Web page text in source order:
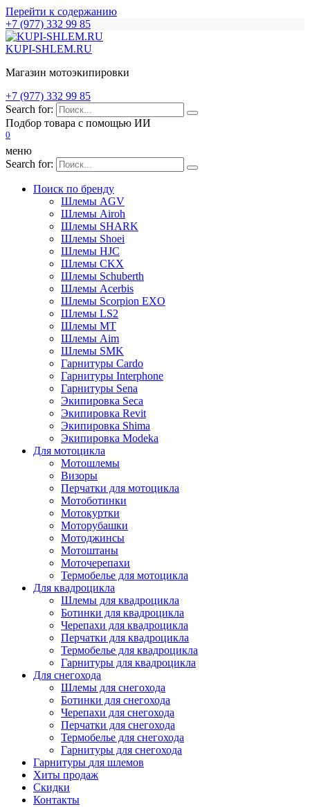
Перейти к содержанию
+7 (977) 332 99 85
KUPI-SHLEM.RU
Магазин мотоэкипировки
+7 (977) 332 99 85
Search for:
Подбор товара с помощью ИИ
0
меню
Search for:
Поиск по бренду
Шлемы AGV
Шлемы Airoh
Шлемы SHARK
Шлемы Shoei
Шлемы HJC
Шлемы CKX
Шлемы Schuberth
Шлемы Acerbis
Шлемы Scorpion EXO
Шлемы LS2
Шлемы MT
Шлемы Aim
Шлемы SMK
Гарнитуры Cardo
Гарнитуры Interphone
Гарнитуры Sena
Экипировка Seca
Экипировка Revit
Экипировка Shima
Экипировка Modeka
Для мотоцикла
Мотошлемы
Визоры
Перчатки для мотоцикла
Мотоботинки
Мотокуртки
Моторубашки
Мотоджинсы
Мотоштаны
Моточерепахи
Термобелье для мотоцикла
Для квадроцикла
Шлемы для квадроцикла
Ботинки для квадроцикла
Черепахи для квадроцикла
Перчатки для квадроцикла
Термобелье для квадроцикла
Гарнитуры для квадроцикла
Для снегохода
Шлемы для снегохода
Ботинки для снегохода
Черепахи для снегохода
Перчатки для снегохода
Термобелье для снегохода
Гарнитуры для снегохода
Гарнитуры для шлемов
Хиты продаж
Скидки
Контакты